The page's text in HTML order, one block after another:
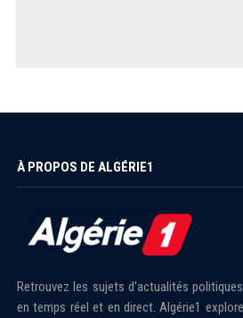
À PROPOS DE ALGÉRIE1
Retrouvez les sujets d'actualités
en temps réel et en direct. Algérie1